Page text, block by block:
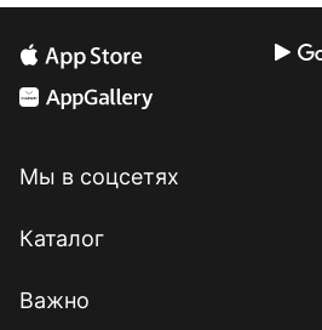
Мы в соцсетях
Каталог
Важно